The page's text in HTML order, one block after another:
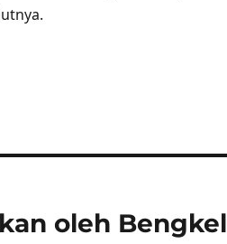
oleh Bengkel